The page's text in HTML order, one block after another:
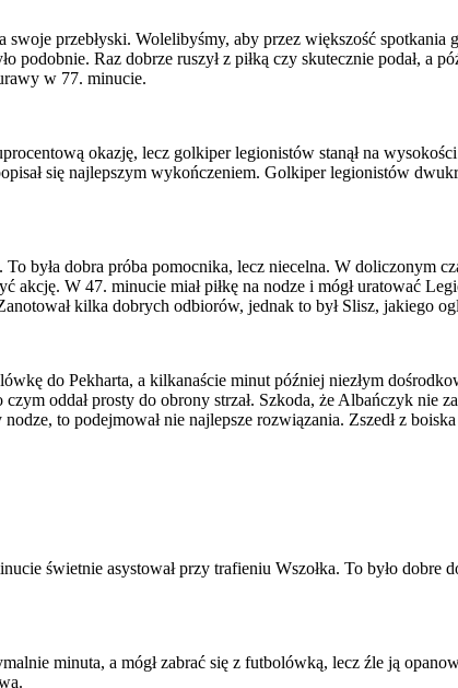
przebłyski. Wolelibyśmy, aby przez większość spotkania
podobnie. Raz dobrze ruszył z piłką czy skutecznie podał, a
w 77. minucie.
okazję, lecz golkiper legionistów stanął na
się najlepszym wykończeniem. Golkiper legionistów
była dobra próba pomocnika, lecz niecelna. W doliczonym
akcję. W 47. minucie miał piłkę na nodze i mógł uratować
kilka dobrych odbiorów, jednak to był Slisz, jakiego
do Pekharta, a kilkanaście minut później niezłym
oddał prosty do obrony strzał. Szkoda, że Albańczyk nie
to podejmował nie najlepsze rozwiązania. Zszedł z
świetnie asystował przy trafieniu Wszołka. To było dobre
minuta, a mógł zabrać się z futbolówką, lecz źle ją